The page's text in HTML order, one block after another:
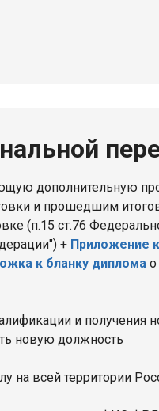
дополнительную
и прошедшим
(п.15 ст.76
+ Приложение
к бланку диплома о
и получения
новую должность
на всей территории